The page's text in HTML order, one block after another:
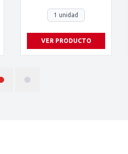
1 unidad
VER PRODUCTO